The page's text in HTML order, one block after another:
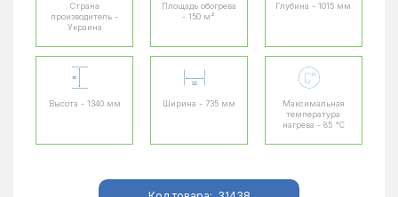
Страна
производитель -
Украина
Площадь обогрева
- 150 м²
Глубина - 1015 мм
Высота - 1340 мм Ширина - 735 мм
Максимальная
температура
нагрева - 85 °C